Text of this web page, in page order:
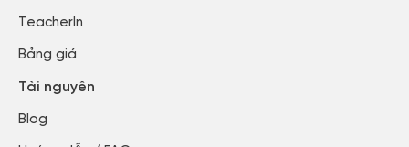
TeacherIn
Bảng giá
Tài nguyên
Blog​